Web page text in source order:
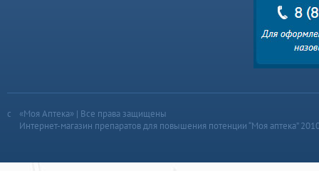
«Моя Аптека» | Все права защищены
Интернет-магазин препаратов для повышения потенции “Моя аптека”